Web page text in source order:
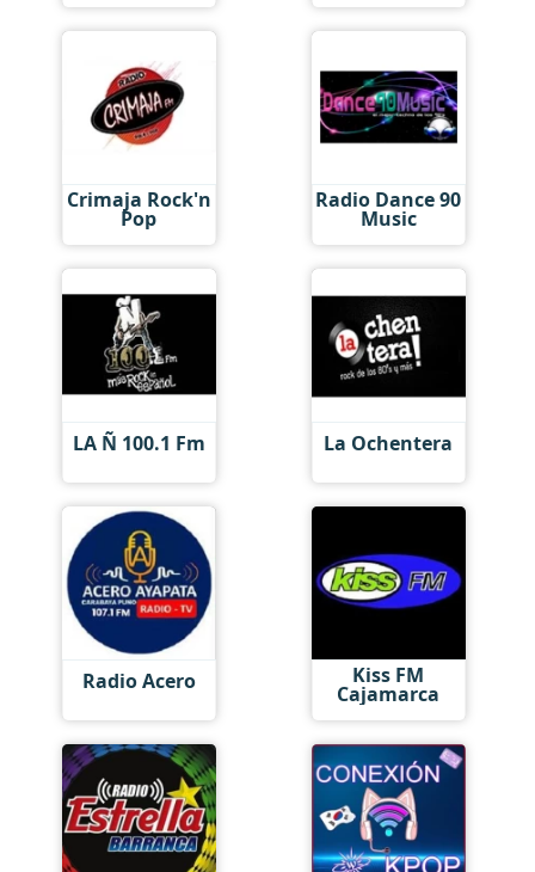
Crimaja Rock'n
Pop
Radio Dance 90
Music
LA Ñ 100.1 Fm La Ochentera
Radio Acero Kiss FM
Cajamarca